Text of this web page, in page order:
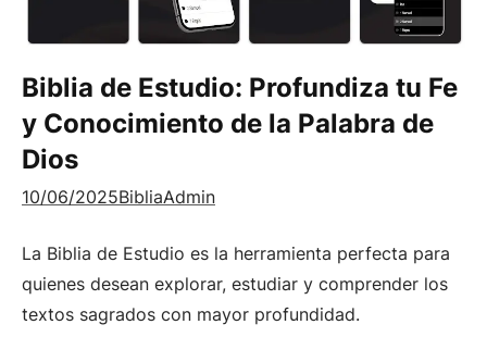
Biblia de Estudio: Profundiza tu Fe
y Conocimiento de la Palabra de
Dios
10/06/2025BibliaAdmin
La Biblia de Estudio es la herramienta perfecta para
quienes desean explorar, estudiar y comprender los
textos sagrados con mayor profundidad.